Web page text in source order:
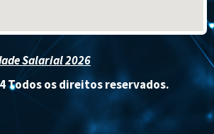
Salarial 2026
Todos os direitos reservados.